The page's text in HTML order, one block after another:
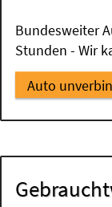
Bundesweiter
Stunden - Wir
Auto